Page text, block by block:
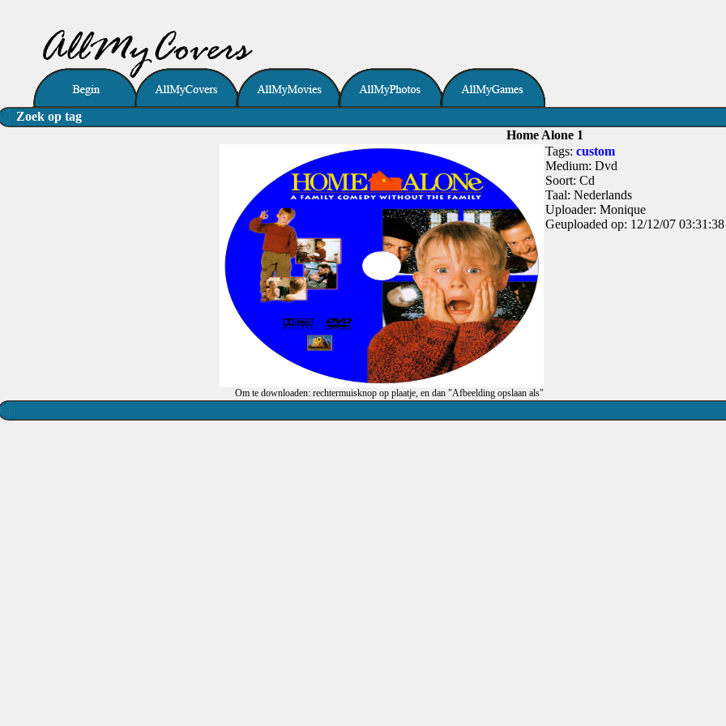
Zoek op tag
Home Alone 1
Om te downloaden: rechtermuisknop op plaatje, en dan "Afbeelding opslaan als"
Tags: custom
Medium: Dvd
Soort: Cd
Taal: Nederlands
Uploader: Monique
Geuploaded op: 12/12/07 03:31:38